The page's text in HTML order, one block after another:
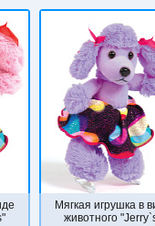
Мягкая игрушка в
животного